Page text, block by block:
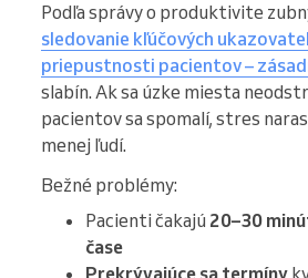
Podľa správy o produktivite
sledovanie kľúčových
priepustnosti pacientov –
slabín. Ak sa úzke miesta
pacientov sa spomalí, stres
menej ľudí.
Bežné problémy:
Pacienti čakajú 20–30
čase